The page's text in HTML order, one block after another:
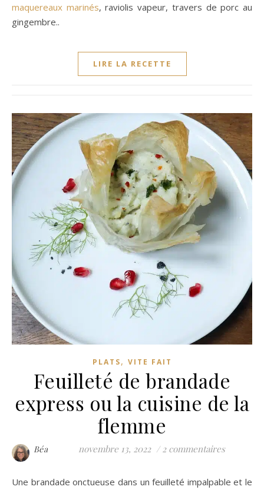
maquereaux marinés, raviolis vapeur, travers de porc au
gingembre..
LIRE LA RECETTE
PLATS, VITE FAIT
Feuilleté de brandade
express ou la cuisine de la
flemme
Béa novembre 13, 2022 / 2 commentaires
Une brandade onctueuse dans un feuilleté impalpable et le